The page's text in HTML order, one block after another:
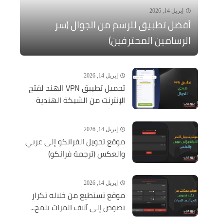
إبريل 14, 2026
أفضل تطبيق للرسم من الجوال (سر
الرسامين المحترفين)
إبريل 14, 2026
تحميل تطبيق VPN الهند لفتح
الإنترنت من الشبكة الهندية
إبريل 14, 2026
موقع تحويل الفرانكو إلى عربي
والعكس (ترجمة فرانكو)
إبريل 14, 2026
موقع تستطيع من خلاله تكرار
نصوص إلى آلاف المرات بلمح...